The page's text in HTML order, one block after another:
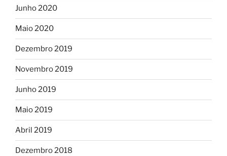
Junho 2020
Maio 2020
Dezembro 2019
Novembro 2019
Junho 2019
Maio 2019
Abril 2019
Dezembro 2018